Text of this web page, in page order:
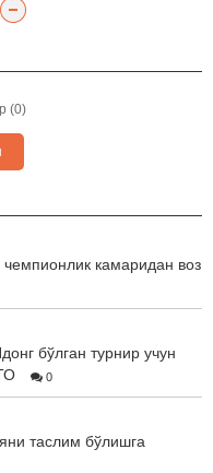
(0)
камаридан воз
бўлган турнир учун
0
таслим бўлишга